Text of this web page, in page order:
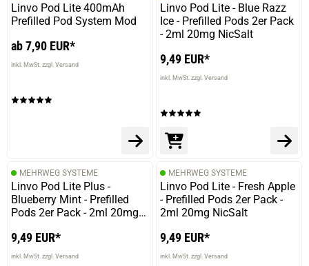
Linvo Pod Lite 400mAh
Prefilled Pod System Mod
ab 7,90 EUR*
inkl. MwSt. zzgl. Versand
Linvo Pod Lite - Blue Razz
Ice - Prefilled Pods 2er Pack
- 2ml 20mg NicSalt
9,49 EUR*
inkl. MwSt. zzgl. Versand
MEHRWEG SYSTEME
Linvo Pod Lite Plus -
Blueberry Mint - Prefilled
Pods 2er Pack - 2ml 20mg
9,49 EUR*
inkl. MwSt. zzgl. Versand
MEHRWEG SYSTEME
Linvo Pod Lite - Fresh Apple
- Prefilled Pods 2er Pack -
2ml 20mg NicSalt
9,49 EUR*
inkl. MwSt. zzgl. Versand